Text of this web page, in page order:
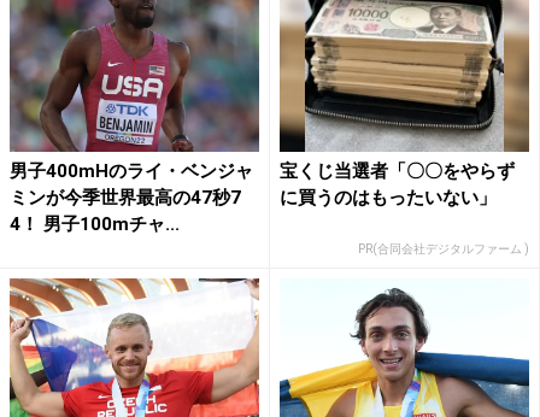
男子400mHのライ・ベンジャ
ミンが今季世界最高の47秒7
4！ 男子100mチャ...
宝くじ当選者「〇〇をやらず
に買うのはもったいない」
PR(合同会社デジタルファーム )